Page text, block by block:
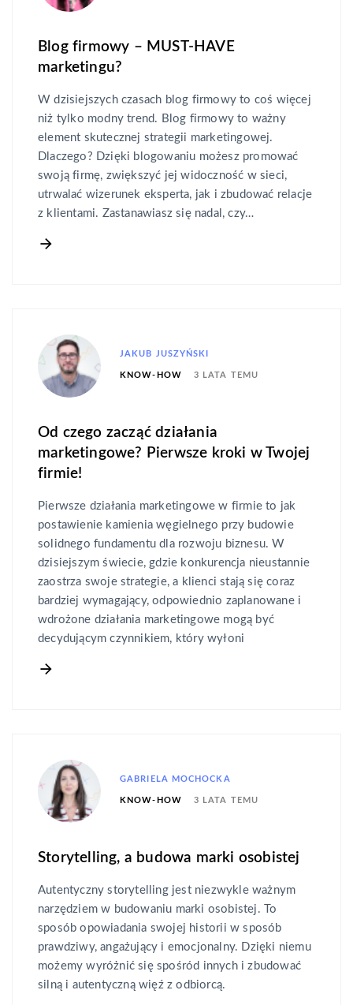
Blog firmowy – MUST-HAVE
marketingu?
W dzisiejszych czasach blog firmowy to coś więcej
niż tylko modny trend. Blog firmowy to ważny
element skutecznej strategii marketingowej.
Dlaczego? Dzięki blogowaniu możesz promować
swoją firmę, zwiększyć jej widoczność w sieci,
utrwalać wizerunek eksperta, jak i zbudować relacje
z klientami. Zastanawiasz się nadal, czy…
JAKUB JUSZYŃSKI
KNOW-HOW 3 LATA TEMU
Od czego zacząć działania
marketingowe? Pierwsze kroki w Twojej
firmie!
Pierwsze działania marketingowe w firmie to jak
postawienie kamienia węgielnego przy budowie
solidnego fundamentu dla rozwoju biznesu. W
dzisiejszym świecie, gdzie konkurencja nieustannie
zaostrza swoje strategie, a klienci stają się coraz
bardziej wymagający, odpowiednio zaplanowane i
wdrożone działania marketingowe mogą być
decydującym czynnikiem, który wyłoni
GABRIELA MOCHOCKA
KNOW-HOW 3 LATA TEMU
Storytelling, a budowa marki osobistej
Autentyczny storytelling jest niezwykle ważnym
narzędziem w budowaniu marki osobistej. To
sposób opowiadania swojej historii w sposób
prawdziwy, angażujący i emocjonalny. Dzięki niemu
możemy wyróżnić się spośród innych i zbudować
silną i autentyczną więź z odbiorcą.